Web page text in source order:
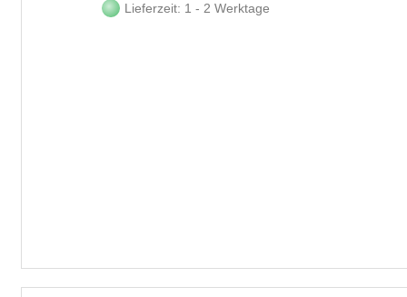
Lieferzeit: 1 - 2 Werktage